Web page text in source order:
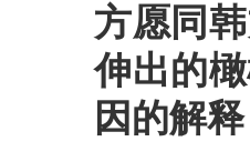
方愿同
伸出的
因的解释